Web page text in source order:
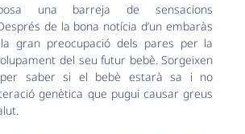
una barreja de sensacions
de la bona notícia d’un embaràs
gran preocupació dels pares per la
del seu futur bebè. Sorgeixen
saber si el bebè estarà sa i no
genètica que pugui causar greus